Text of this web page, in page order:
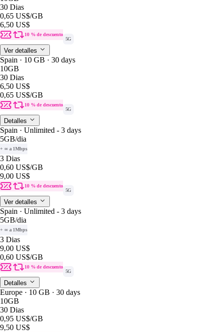
30 Dias
0,65 US$/GB
6,50 US$
10 % de descuento
5G
Ver detalles
Spain · 10 GB · 30 days
10GB
30 Dias
6,50 US$
0,65 US$/GB
10 % de descuento
5G
Detalles
Spain · Unlimited - 3 days
5GB/dia
+ ∞ a 1Mbps
3 Dias
0,60 US$/GB
9,00 US$
10 % de descuento
5G
Ver detalles
Spain · Unlimited - 3 days
5GB/dia
+ ∞ a 1Mbps
3 Dias
9,00 US$
0,60 US$/GB
10 % de descuento
5G
Detalles
Europe · 10 GB · 30 days
10GB
30 Dias
0,95 US$/GB
9,50 US$